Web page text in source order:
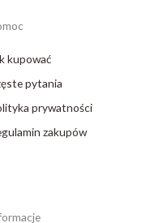
kupować
pytania
prywatności
zakupów